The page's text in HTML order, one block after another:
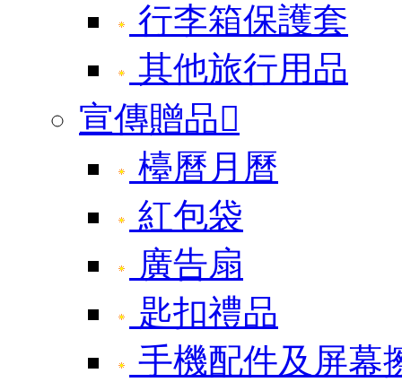
行李箱保護套
其他旅行用品
宣傳贈品
檯曆月曆
紅包袋
廣告扇
匙扣禮品
手機配件及屏幕